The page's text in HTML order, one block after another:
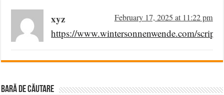
xyz February 17, 2025 at 11:22 pm
https://www.wintersonnenwende.com/
BARĂ DE CĂUTARE